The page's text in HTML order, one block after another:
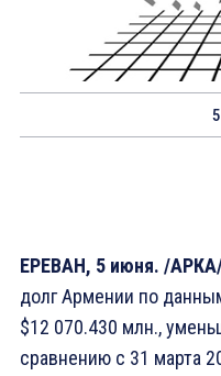
ЕРЕВАН, 5 июня. /
долг Армении по
$12 070.430 млн.,
сравнению с 31 марта